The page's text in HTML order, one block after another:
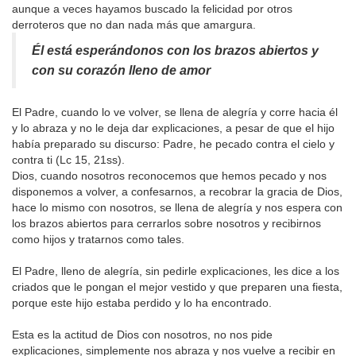
aunque a veces hayamos buscado la felicidad por otros
derroteros que no dan nada más que amargura.
Él está esperándonos con los brazos abiertos y
con su corazón lleno de amor
El Padre, cuando lo ve volver, se llena de alegría y corre hacia él
y lo abraza y no le deja dar explicaciones, a pesar de que el hijo
había preparado su discurso: Padre, he pecado contra el cielo y
contra ti (Lc 15, 21ss).
Dios, cuando nosotros reconocemos que hemos pecado y nos
disponemos a volver, a confesarnos, a recobrar la gracia de Dios,
hace lo mismo con nosotros, se llena de alegría y nos espera con
los brazos abiertos para cerrarlos sobre nosotros y recibirnos
como hijos y tratarnos como tales.
El Padre, lleno de alegría, sin pedirle explicaciones, les dice a los
criados que le pongan el mejor vestido y que preparen una fiesta,
porque este hijo estaba perdido y lo ha encontrado.
Esta es la actitud de Dios con nosotros, no nos pide
explicaciones, simplemente nos abraza y nos vuelve a recibir en